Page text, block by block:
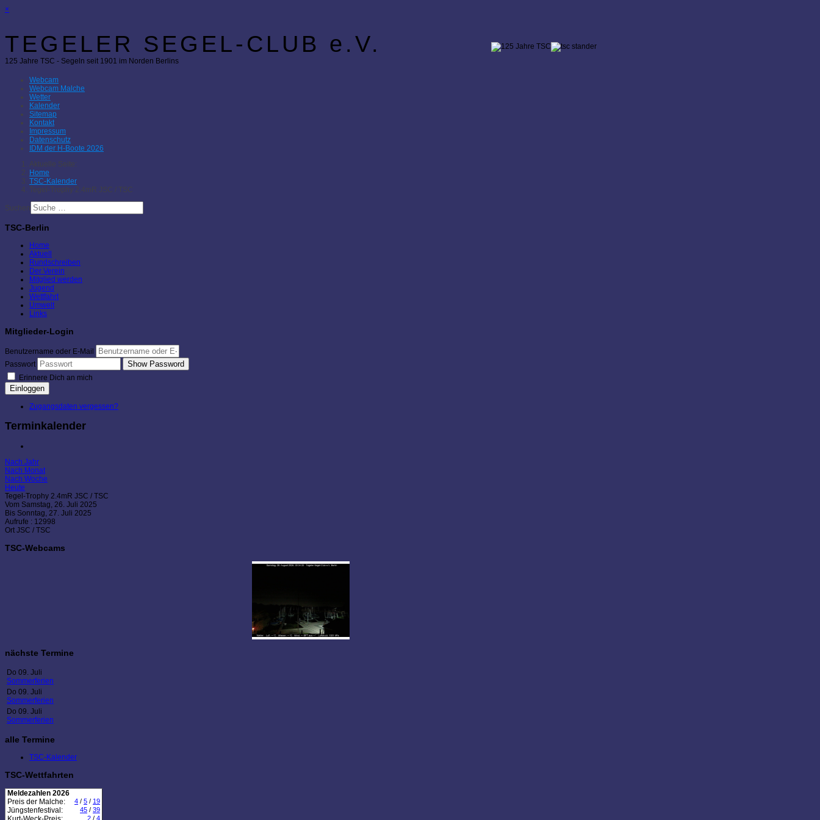
×
TEGELER SEGEL-CLUB e.V.
125 Jahre TSC - Segeln seit 1901 im Norden Berlins
Webcam
Webcam Malche
Wetter
Kalender
Sitemap
Kontakt
Impressum
Datenschutz
IDM der H-Boote 2026
Aktuelle Seite:
Home
TSC-Kalender
Tegel-Trophy 2.4mR JSC / TSC
Suchen
TSC-Berlin
Home
Aktuell
Rundschreiben
Der Verein
Mitglied werden
Jugend
Wettfahrt
Umwelt
Links
Mitglieder-Login
Benutzername oder E-Mail
Passwort
Show Password
Erinnere Dich an mich
Einloggen
Zugangsdaten vergessen?
Terminkalender
Nach Jahr
Nach Monat
Nach Woche
Heute
Tegel-Trophy 2.4mR JSC / TSC
Vom Samstag, 26. Juli 2025
Bis Sonntag, 27. Juli 2025
Aufrufe : 12998
Ort JSC / TSC
TSC-Webcams
nächste Termine
Do 09. Juli
Sommerferien
Do 09. Juli
Sommerferien
Do 09. Juli
Sommerferien
alle Termine
TSC-Kalender
TSC-Wettfahrten
Meldezahlen 2026
Preis der Malche:
4 / 5 / 19
Jüngstenfestival: 45 / 39
2 / 4